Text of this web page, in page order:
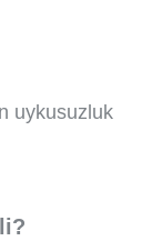
uykusuzluk